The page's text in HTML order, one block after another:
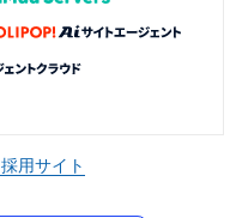
採用サイト